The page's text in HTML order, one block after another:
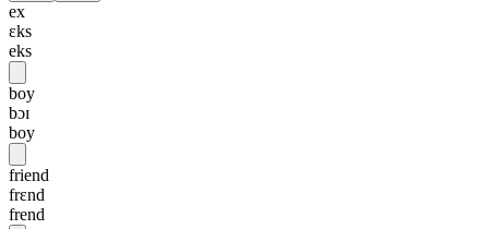
ex
ɛks
eks
boy
bɔɪ
boy
friend
frɛnd
frend